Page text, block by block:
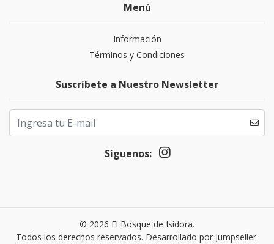
Menú
Información
Términos y Condiciones
Suscríbete a Nuestro Newsletter
Síguenos:
© 2026 El Bosque de Isidora.
Todos los derechos reservados. Desarrollado por Jumpseller.